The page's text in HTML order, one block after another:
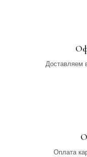
Доставляем
Оплата